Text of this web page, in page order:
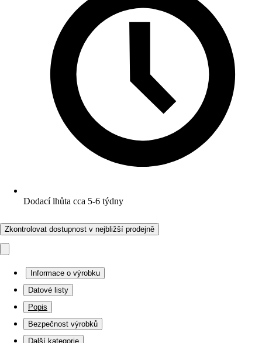
Dodací lhůta cca 5-6 týdny
Zkontrolovat dostupnost v nejbližší prodejně
Informace o výrobku
Datové listy
Popis
Bezpečnost výrobků
Další kategorie